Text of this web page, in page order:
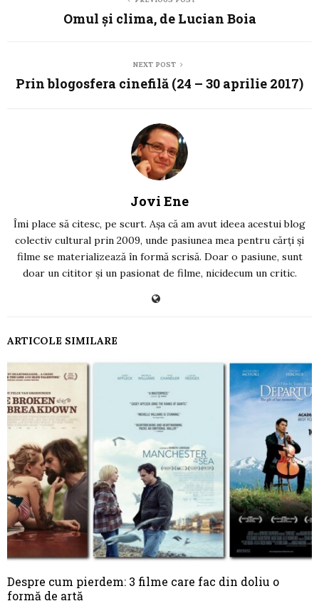
Omul și clima, de Lucian Boia
NEXT POST
Prin blogosfera cinefilă (24 – 30 aprilie 2017)
Jovi Ene
Îmi place să citesc, pe scurt. Așa că am avut ideea acestui blog
colectiv cultural prin 2009, unde pasiunea mea pentru cărți și
filme se materializează în formă scrisă. Doar o pasiune, sunt
doar un cititor și un pasionat de filme, nicidecum un critic.
ARTICOLE SIMILARE
Despre cum pierdem: 3 filme care fac din doliu o
formă de artă